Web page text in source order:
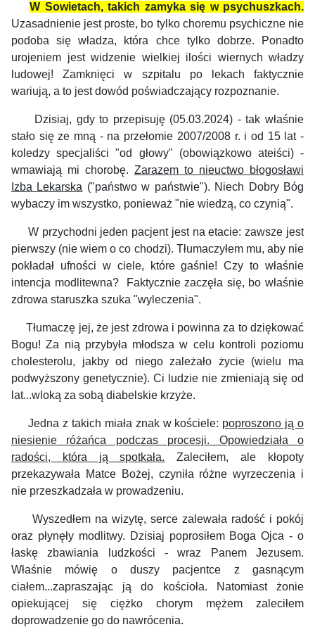
W Sowietach, takich zamyka się w psychuszkach.
Uzasadnienie jest proste, bo tylko choremu psychiczne nie
podoba się władza, która chce tylko dobrze. Ponadto
urojeniem jest widzenie wielkiej ilości wiernych władzy
ludowej! Zamknięci w szpitalu po lekach faktycznie
wariują, a to jest dowód poświadczający rozpoznanie.
Dzisiaj, gdy to przepisuję (05.03.2024) - tak właśnie
stało się ze mną - na przełomie 2007/2008 r. i od 15 lat -
koledzy specjaliści "od głowy" (obowiązkowo ateiści) -
wmawiają mi chorobę. Zarazem to nieuctwo błogosławi
Izba Lekarska ("państwo w państwie"). Niech Dobry Bóg
wybaczy im wszystko, ponieważ "nie wiedzą, co czynią".
W przychodni jeden pacjent jest na etacie: zawsze jest
pierwszy (nie wiem o co chodzi). Tłumaczyłem mu, aby nie
pokładał ufności w ciele, które gaśnie! Czy to właśnie
intencja modlitewna?
Faktycznie zaczęła się, bo właśnie
zdrowa staruszka szuka "wyleczenia".
Tłumaczę jej, że jest zdrowa i powinna za to dziękować
Bogu! Za nią przybyła młodsza w celu kontroli poziomu
cholesterolu, jakby od niego zależało życie (wielu ma
podwyższony genetycznie). Ci ludzie nie zmieniają się od
lat...wloką za sobą diabelskie krzyże.
Jedna z takich miała znak w kościele: poproszono ją o
niesienie różańca podczas procesji. Opowiedziała o
radości, która ją spotkała. Zaleciłem, ale kłopoty
przekazywała Matce Bożej, czyniła różne wyrzeczenia i
nie przeszkadzała w prowadzeniu.
Wyszedłem na wizytę, serce zalewała radość i pokój
oraz płynęły modlitwy. Dzisiaj poprosiłem Boga Ojca - o
łaskę zbawiania ludzkości - wraz Panem Jezusem.
Właśnie mówię o duszy pacjentce z gasnącym
ciałem...zapraszając ją do kościoła. Natomiast żonie
opiekującej się ciężko chorym mężem zaleciłem
doprowadzenie go do nawrócenia.